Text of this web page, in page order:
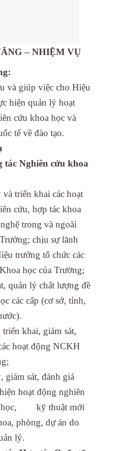
– NHIỆM VỤ
và giúp việc cho Hiệu
hiện quản lý hoạt
cứu khoa học và
tế về đào tạo.
tác Nghiên cứu khoa
triển khai các hoạt
cứu, hợp tác khoa
trong và ngoài
chịu sự lãnh
trưởng tổ chức các
học của Trường;
quản lý chất lượng đề
các cấp (cơ sở, tỉnh,
khai, giám sát,
hoạt động NCKH
giám sát, đánh giá
hoạt động nghiên
học, kỹ thuật mới
phòng, dự án do
lý.